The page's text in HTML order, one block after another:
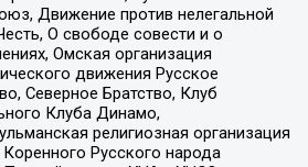
Движение против нелегальной
О свободе совести и о
Омская организация
движения Русское
Северное Братство, Клуб
Клуба Динамо,
религиозная организация
Русского народа